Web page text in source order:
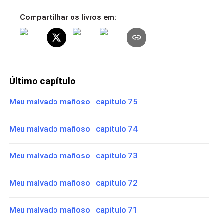
Compartilhar os livros em:
Último capítulo
Meu malvado mafioso capitulo 75
Meu malvado mafioso capitulo 74
Meu malvado mafioso capitulo 73
Meu malvado mafioso capitulo 72
Meu malvado mafioso capitulo 71